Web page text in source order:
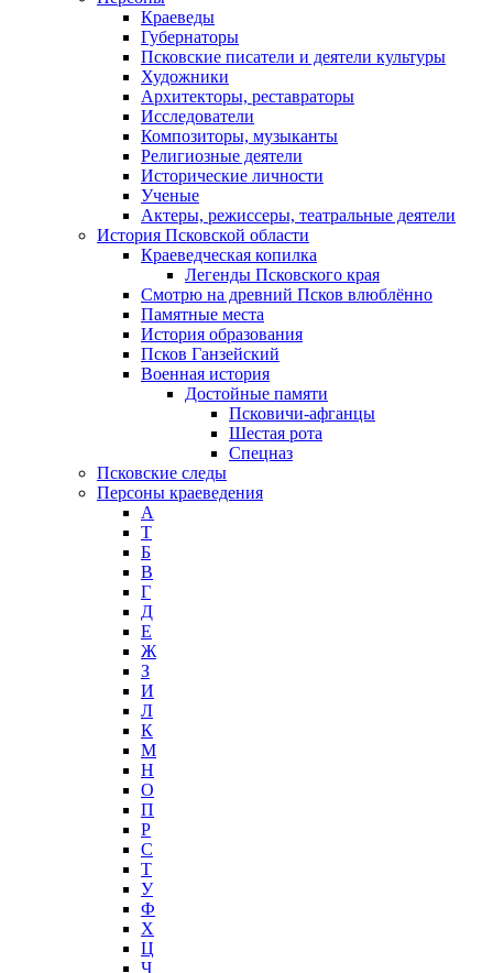
Краеведы
Губернаторы
Псковские писатели и деятели культуры
Художники
Архитекторы, реставраторы
Исследователи
Композиторы, музыканты
Религиозные деятели
Исторические личности
Ученые
Актеры, режиссеры, театральные деятели
История Псковской области
Краеведческая копилка
Легенды Псковского края
Смотрю на древний Псков влюблённо
Памятные места
История образования
Псков Ганзейский
Военная история
Достойные памяти
Псковичи-афганцы
Шестая рота
Спецназ
Псковские следы
Персоны краеведения
А
T
Б
В
Г
Д
Е
Ж
З
И
Л
К
М
Н
О
П
Р
С
Т
У
Ф
Х
Ц
Ч